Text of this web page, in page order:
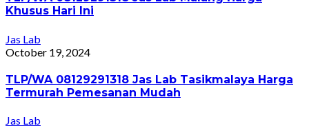
Khusus Hari Ini
Jas Lab
October 19, 2024
TLP/WA 08129291318 Jas Lab Tasikmalaya Harga
Termurah Pemesanan Mudah
Jas Lab